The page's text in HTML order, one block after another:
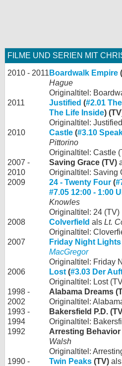
FILME UND SERIEN MIT
2010 - 2011 Boardwalk Empire
Hague
Originaltitel:
2011
Justified (#2.01
The Life Inside)
Originaltitel: Justified
2010
Castle (#3.10
Pittorino
Originaltitel: Castle
2007 -
2010
Saving Grace (TV)
Originaltitel: Saving
2009
24 - Twenty Four (
#7.05 12:00 - 1:00
Knowles
Originaltitel: 24 (TV)
2008
Colverfield als Lt.
Originaltitel:
2007
Friday Night Lights
MacGregor
Originaltitel: Friday
2006
Lost (#3.03 Der
Originaltitel: Lost
1998 -
2002
Alabama Dreams
Originaltitel:
1993 -
1994
Bakersfield P.D.
Originaltitel:
1992
Arresting Behavior
Walsh
Originaltitel:
1990 -
Twin Peaks (TV) als